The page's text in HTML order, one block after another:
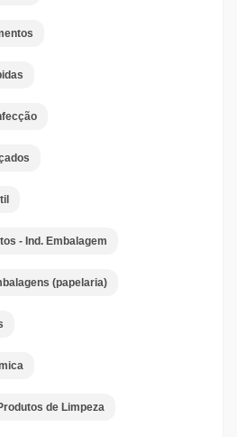
- Ind. Embalagem
(papelaria)
de Limpeza